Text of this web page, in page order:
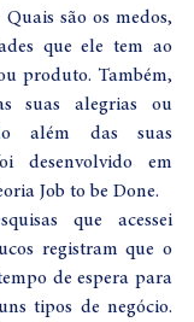
são os medos,
que ele tem ao
produto. Também,
suas alegrias ou
além das suas
desenvolvido em
Job to be Done.
que acessei
registram que o
de espera para
tipos de negócio.